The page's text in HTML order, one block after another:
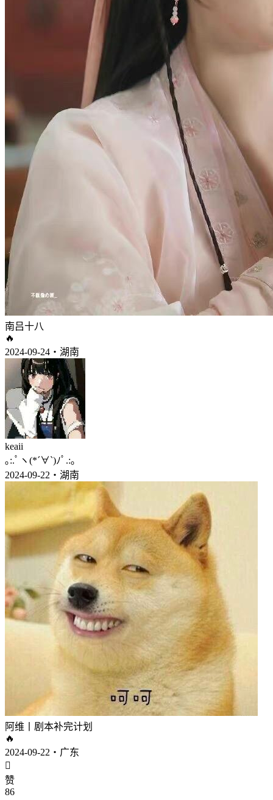
南吕十八
🔥
2024-09-24・湖南
keaii
｡:.ﾟヽ(*´∀`)ﾉﾟ.:｡
2024-09-22・湖南
阿维丨剧本补完计划
🔥
2024-09-22・广东

赞
86